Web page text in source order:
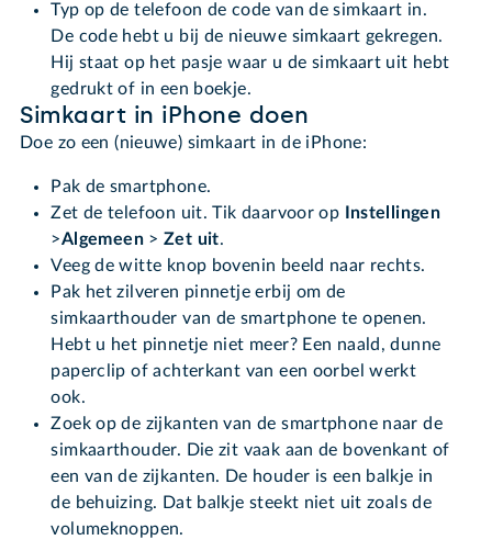
Typ op de telefoon de code van de simkaart in.
De code hebt u bij de nieuwe simkaart gekregen.
Hij staat op het pasje waar u de simkaart uit hebt
gedrukt of in een boekje.
Simkaart in iPhone doen
Doe zo een (nieuwe) simkaart in de iPhone:
Pak de smartphone.
Zet de telefoon uit. Tik daarvoor op Instellingen
>Algemeen>Zet uit.
Veeg de witte knop bovenin beeld naar rechts.
Pak het zilveren pinnetje erbij om de
simkaarthouder van de smartphone te openen.
Hebt u het pinnetje niet meer? Een naald, dunne
paperclip of achterkant van een oorbel werkt
ook.
Zoek op de zijkanten van de smartphone naar de
simkaarthouder. Die zit vaak aan de bovenkant of
een van de zijkanten. De houder is een balkje in
de behuizing. Dat balkje steekt niet uit zoals de
volumeknoppen.